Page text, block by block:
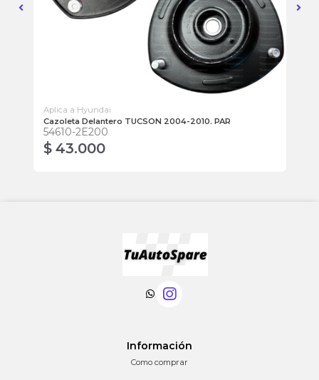
Aplica a Hyundai
Cazoleta Delantero TUCSON 2004-2010. PAR
54610-2E200
$ 43.000
Información
Como comprar